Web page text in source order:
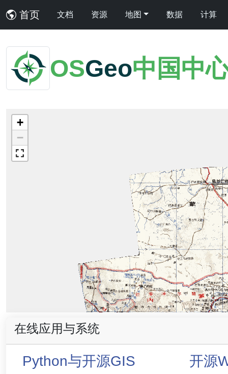
首页 文档 资源 地图 数据 计算
OSGeo中国中
+
−
在线应用与系统
Python与开源GIS 开源